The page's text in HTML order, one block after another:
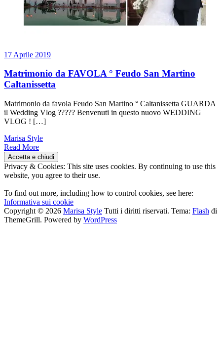
17 Aprile 2019
Matrimonio da FAVOLA ° Feudo San Martino
Caltanissetta
Matrimonio da favola Feudo San Martino ° Caltanissetta GUARDA
il Wedding Vlog ????? Benvenuti in questo nuovo WEDDING
VLOG ! […]
Marisa Style
Read More
Privacy & Cookies: This site uses cookies. By continuing to use this
website, you agree to their use.
To find out more, including how to control cookies, see here:
Informativa sui cookie
Copyright © 2026 Marisa Style Tutti i diritti riservati. Tema: Flash di
ThemeGrill. Powered by WordPress